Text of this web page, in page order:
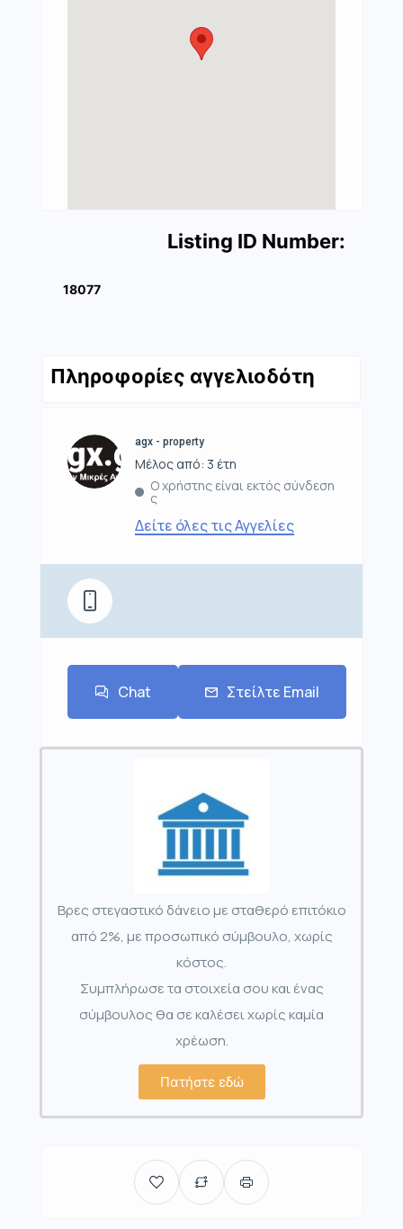
Listing ID Number:
18077
Πληροφορίες αγγελιοδότη
agx - property
Μέλος από: 3 έτη
Ο χρήστης είναι εκτός σύνδεση
ς
Δείτε όλες τις Αγγελίες
Chat Στείλτε Email
Βρες στεγαστικό δάνειο με σταθερό επιτόκιο
από 2%, με προσωπικό σύμβουλο, χωρίς
κόστος.
Συμπλήρωσε τα στοιχεία σου και ένας
σύμβουλος θα σε καλέσει χωρίς καμία
χρέωση.
Πατήστε εδώ